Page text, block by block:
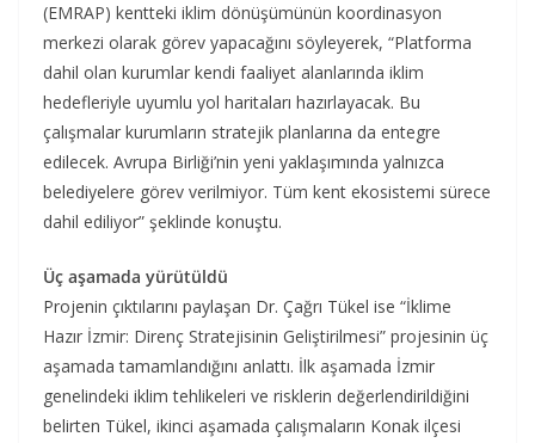
(EMRAP) kentteki iklim dönüşümünün koordinasyon
merkezi olarak görev yapacağını söyleyerek, “Platforma
dahil olan kurumlar kendi faaliyet alanlarında iklim
hedefleriyle uyumlu yol haritaları hazırlayacak. Bu
çalışmalar kurumların stratejik planlarına da entegre
edilecek. Avrupa Birliği’nin yeni yaklaşımında yalnızca
belediyelere görev verilmiyor. Tüm kent ekosistemi sürece
dahil ediliyor” şeklinde konuştu.
Üç aşamada yürütüldü
Projenin çıktılarını paylaşan Dr. Çağrı Tükel ise “İklime
Hazır İzmir: Direnç Stratejisinin Geliştirilmesi” projesinin üç
aşamada tamamlandığını anlattı. İlk aşamada İzmir
genelindeki iklim tehlikeleri ve risklerin değerlendirildiğini
belirten Tükel, ikinci aşamada çalışmaların Konak ilçesi